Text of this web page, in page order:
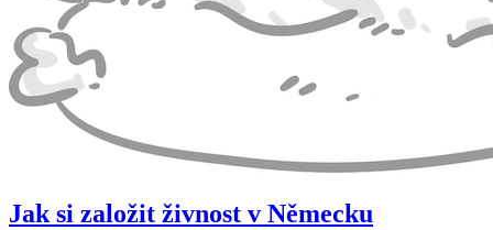
Jak si založit živnost v Německu